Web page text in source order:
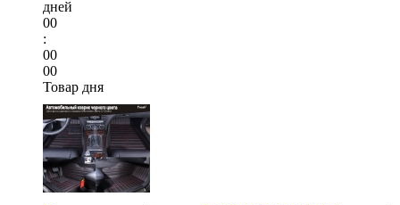
дней
00
:
00
00
Товар дня